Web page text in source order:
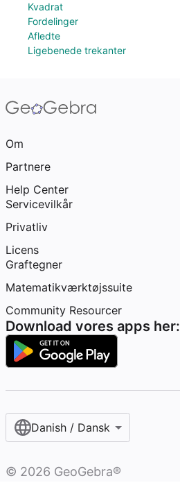
Kvadrat
Fordelinger
Afledte
Ligebenede trekanter
Om
Partnere
Help Center
Servicevilkår
Privatliv
Licens
Graftegner
Matematikværktøjssuite
Community Resourcer
Download vores apps her:
Danish / Dansk‎
© 2026 GeoGebra®